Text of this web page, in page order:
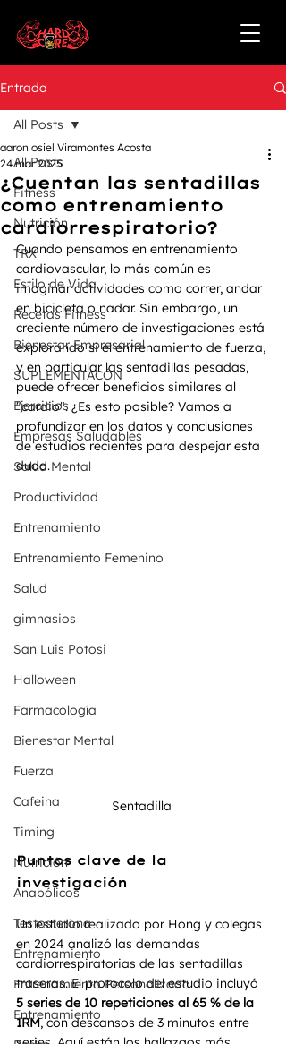
Entrada
All Posts
Fitness
Nutrición
TRX
Estilo de Vida
Recetas Fitness
Bienestar Empresarial
SUPLEMENTACÓN
Ejercicios
Empresas Saludables
Salud Mental
Productividad
Entrenamiento
Entrenamiento Femenino
Salud
gimnasios
San Luis Potosi
Halloween
Farmacología
Bienestar Mental
Fuerza
Cafeina
Timing
Nutrición
Anabólicos
Testosterona
Entrenamiento
Entrenamiento Personalizado
Entrenamiento
All Posts
¿Cuentan las sentadillas
como entrenamiento
cardiorrespiratorio?
aaron osiel Viramontes Acosta
24 mar 2025
Cuando pensamos en entrenamiento
cardiovascular, lo más común es
imaginar actividades como correr, andar
en bicicleta o nadar. Sin embargo, un
creciente número de investigaciones está
explorando si el entrenamiento de fuerza,
y en particular las sentadillas pesadas,
puede ofrecer beneficios similares al
"cardio". ¿Es esto posible? Vamos a
profundizar en los datos y conclusiones
de estudios recientes para despejar esta
duda.
Sentadilla
Puntos clave de la
investigación
Un estudio realizado por Hong y colegas
en 2024 analizó las demandas
cardiorrespiratorias de las sentadillas
traseras. El protocolo del estudio incluyó
5 series de 10 repeticiones al 65 % de la
1RM, con descansos de 3 minutos entre